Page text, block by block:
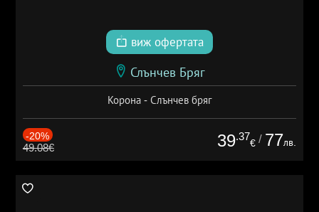
виж офертата
Слънчев Бряг
Корона - Слънчев бряг
-20%
49.08€ 39.37
€ / 77лв.